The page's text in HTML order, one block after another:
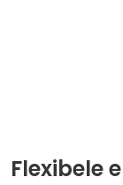
Flexibele